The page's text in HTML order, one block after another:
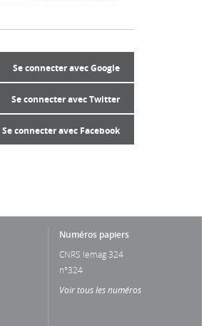
Se connecter avec Google
Se connecter avec Twitter
Se connecter avec Facebook
Numéros papiers
CNRS lemag 324
n°324
Voir tous les numéros